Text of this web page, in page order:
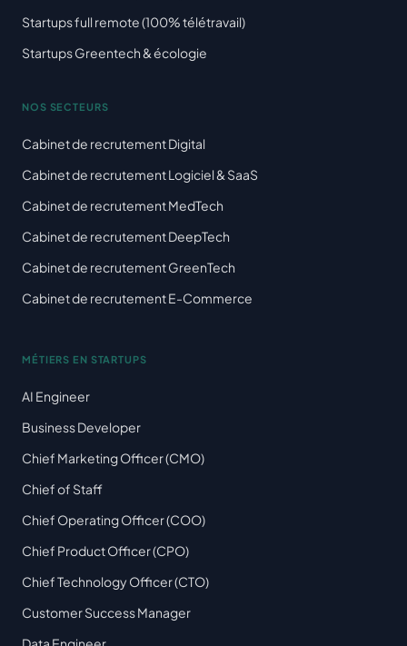
Startups full remote (100% télétravail)
Startups Greentech & écologie
NOS SECTEURS
Cabinet de recrutement Digital
Cabinet de recrutement Logiciel & SaaS
Cabinet de recrutement MedTech
Cabinet de recrutement DeepTech
Cabinet de recrutement GreenTech
Cabinet de recrutement E-Commerce
MÉTIERS EN STARTUPS
AI Engineer
Business Developer
Chief Marketing Officer (CMO)
Chief of Staff
Chief Operating Officer (COO)
Chief Product Officer (CPO)
Chief Technology Officer (CTO)
Customer Success Manager